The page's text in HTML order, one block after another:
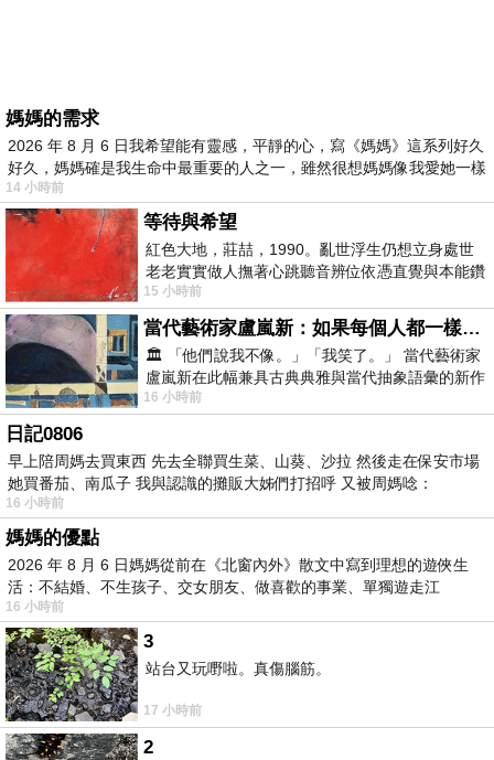
媽媽的需求
2026 年 8 月 6 日我希望能有靈感，平靜的心，寫《媽媽》這系列好久
好久，媽媽確是我生命中最重要的人之一，雖然很想媽媽像我愛她一樣
14 小時前
等待與希望
紅色大地，莊喆，1990。亂世浮生仍想立身處世
老老實實做人撫著心跳聽音辨位依憑直覺與本能鑽
向裂隙的亮處探索另一個心聲另一個共鳴的
15 小時前
當代藝術家盧嵐新：如果每個人都一樣，這世界該有多無聊？
🏛️ 「他們說我不像。」「我笑了。」 當代藝術家
盧嵐新在此幅兼具古典典雅與當代抽象語彙的新作
中，以沈靜的藍色空間為背景，描繪了
16 小時前
日記0806
早上陪周媽去買東西 先去全聯買生菜、山葵、沙拉 然後走在保安市場
她買番茄、南瓜子 我與認識的攤販大姊們打招呼 又被周媽唸：
16 小時前
媽媽的優點
2026 年 8 月 6 日媽媽從前在《北窗內外》散文中寫到理想的遊俠生
活：不結婚、不生孩子、交女朋友、做喜歡的事業、單獨遊走江
湖⋯⋯，
16 小時前
3
站台又玩嘢啦。真傷腦筋。
17 小時前
2